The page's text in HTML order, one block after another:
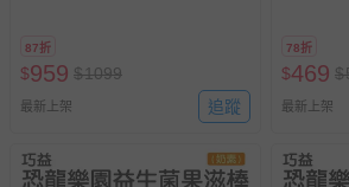
87折
$959 $1099
最新上架 追蹤
78折
$469 $
最新上架